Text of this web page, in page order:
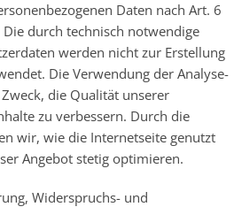
Daten nach Art. 6
Die durch technisch notwendige
werden nicht zur Erstellung
Die Verwendung der Analyse-
die Qualität unserer
zu verbessern. Durch die
wir, wie die Internetseite genutzt
Angebot stetig optimieren.
Widerspruchs- und